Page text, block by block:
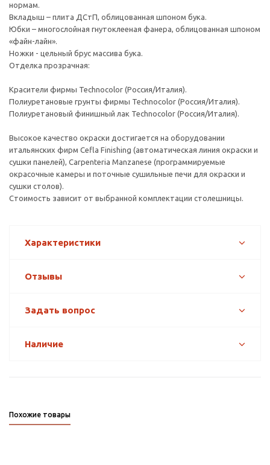
нормам.
Вкладыш – плита ДСтП, облицованная шпоном бука.
Юбки – многослойная гнутоклееная фанера, облицованная шпоном
«файн-лайн».
Ножки - цельный брус массива бука.
Отделка прозрачная:
Красители фирмы Technocolor (Россия/Италия).
Полиуретановые грунты фирмы Technocolor (Россия/Италия).
Полиуретановый финишный лак Technocolor (Россия/Италия).
Высокое качество окраски достигается на оборудовании
итальянских фирм Cefla Finishing (автоматическая линия окраски и
сушки панелей), Carpenteria Manzanese (программируемые
окрасочные камеры и поточные сушильные печи для окраски и
сушки столов).
Стоимость зависит от выбранной комплектации столешницы.
Характеристики
Отзывы
Задать вопрос
Наличие
Похожие товары